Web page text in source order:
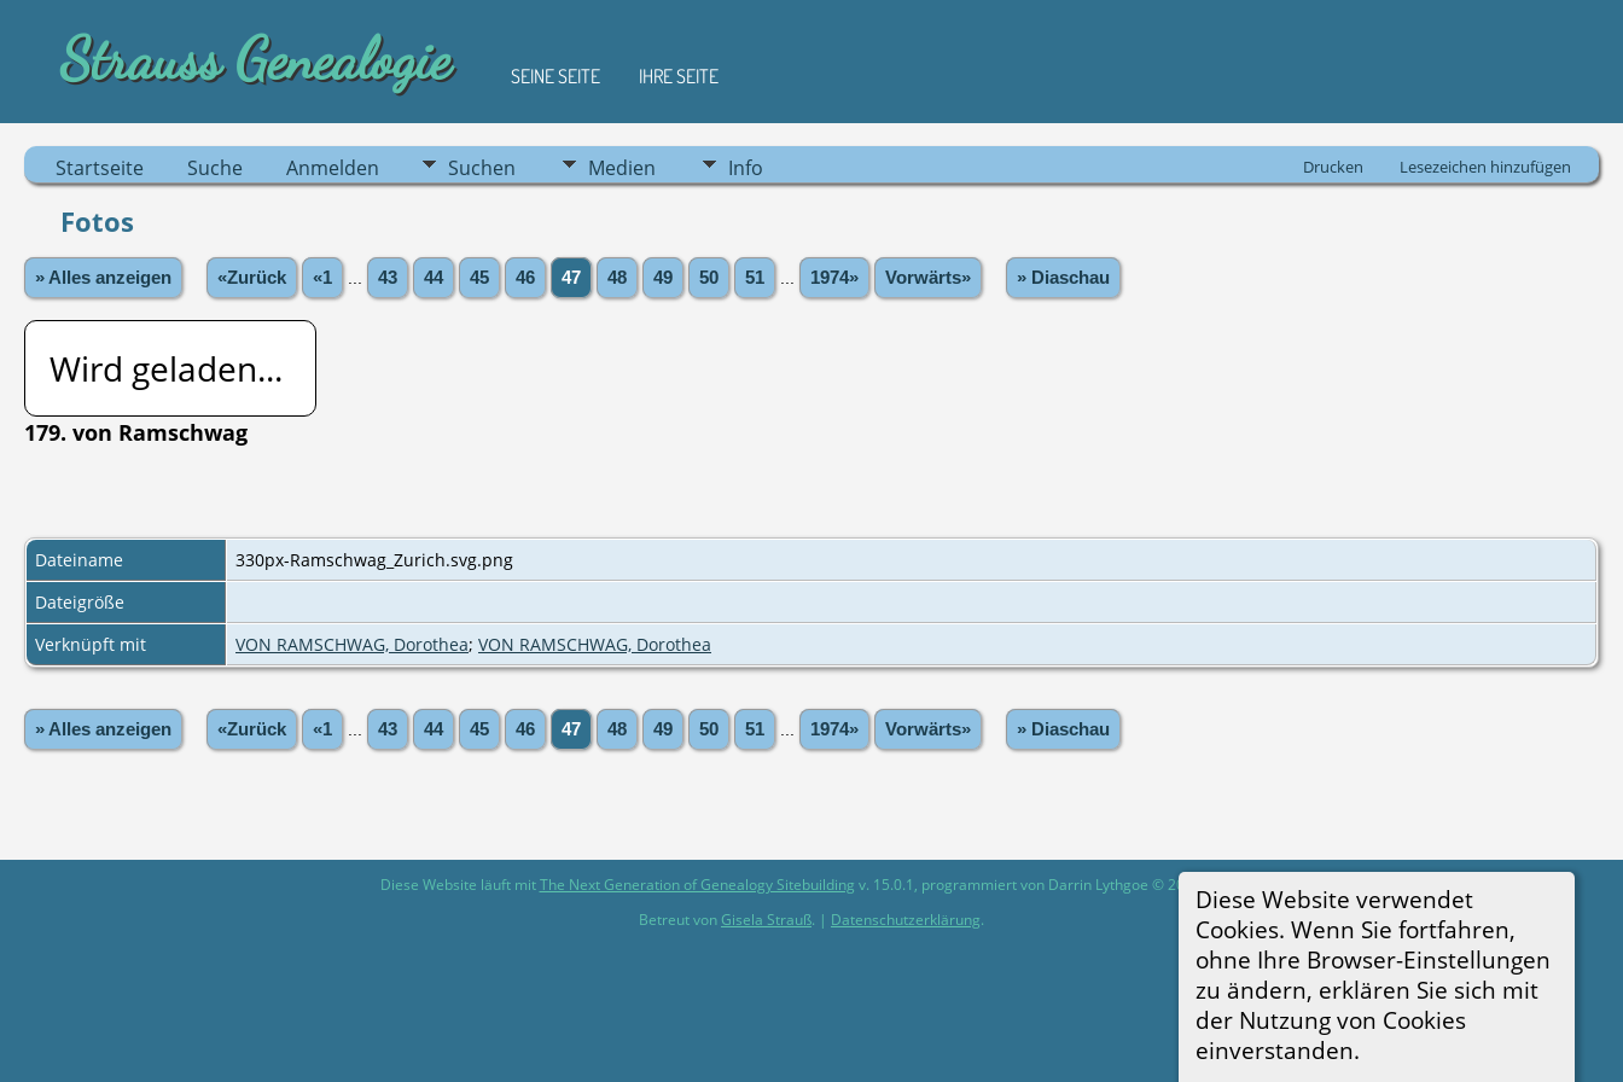
Strauss Genealogie SEINE SEITE IHRE SEITE
Startseite Suche Anmelden Suchen Medien Info Drucken Lesezeichen hinzufügen
Diese Website verwendet
Cookies. Wenn Sie fortfahren,
ohne Ihre Browser-Einstellungen
zu ändern, erklären Sie sich mit
der Nutzung von Cookies
einverstanden.
Fotos
» Alles anzeigen «Zurück «1 43 44 45 46 47 48 49 50 51 1974» Vorwärts» » Diaschau
Wird geladen...
179. von Ramschwag
Dateiname
330px-Ramschwag_Zurich.svg.png
Dateigröße
Verknüpft mit
VON RAMSCHWAG, Dorothea; VON RAMSCHWAG, Dorothea
» Alles anzeigen «Zurück «1 43 44 45 46 47 48 49 50 51 1974» Vorwärts» » Diaschau
Diese Website läuft mitThe Next Generation of Genealogy Sitebuilding v. 15.0.1, programmiert von Darrin Lythgoe © 2001-2026.
Betreut von Gisela Strauß. | Datenschutzerklärung.